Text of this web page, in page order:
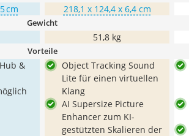
cm 218,1 x 124,4 x 6,4 cm
Gewicht
51,8 kg
Vorteile
&
Object Tracking Sound
Lite für einen virtuellen
Klang
AI Supersize Picture
Enhancer zum KI-
gestützten Skalieren der